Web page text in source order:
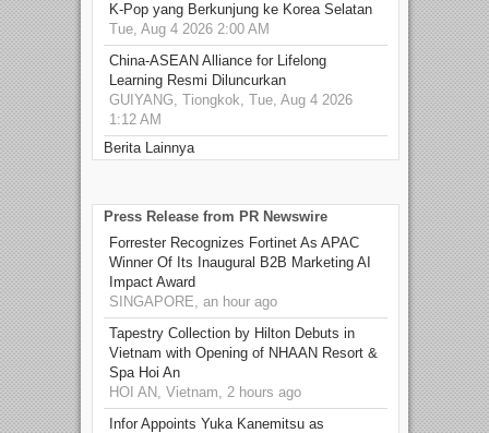
K-Pop yang Berkunjung ke Korea Selatan
Tue, Aug 4 2026 2:00 AM
China-ASEAN Alliance for Lifelong
Learning Resmi Diluncurkan
GUIYANG, Tiongkok, Tue, Aug 4 2026
1:12 AM
Berita Lainnya
Press Release from PR Newswire
Forrester Recognizes Fortinet As APAC
Winner Of Its Inaugural B2B Marketing AI
Impact Award
SINGAPORE, an hour ago
Tapestry Collection by Hilton Debuts in
Vietnam with Opening of NHAAN Resort &
Spa Hoi An
HOI AN, Vietnam, 2 hours ago
Infor Appoints Yuka Kanemitsu as